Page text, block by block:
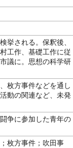
挙される。保釈後、
工作、基礎工作に従
議に。思想の科学研
枚方事件などを通し
動の関連など、未発
争に参加した青年の
枚方事件；吹田事